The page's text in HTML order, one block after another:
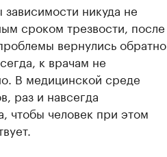
никуда не
сроком трезвости, после
вернулись обратно
к врачам не
В медицинской среде
раз и навсегда
чтобы человек при этом